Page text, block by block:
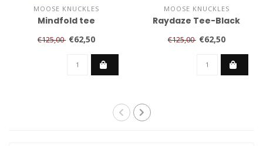
MOOSE KNUCKLES
Mindfold tee
€125,00 €62,50
MOOSE KNUCKLES
Raydaze Tee-Black
€125,00 €62,50